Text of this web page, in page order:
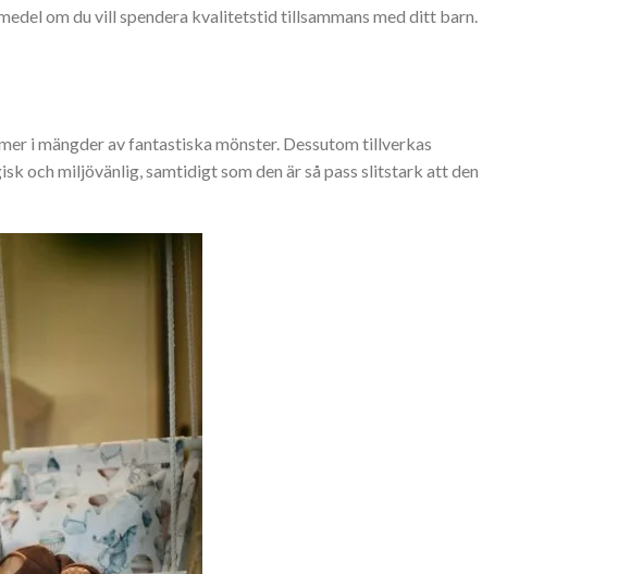
om du vill spendera kvalitetstid tillsammans med ditt barn.
i mängder av fantastiska mönster. Dessutom tillverkas
och miljövänlig, samtidigt som den är så pass slitstark att den